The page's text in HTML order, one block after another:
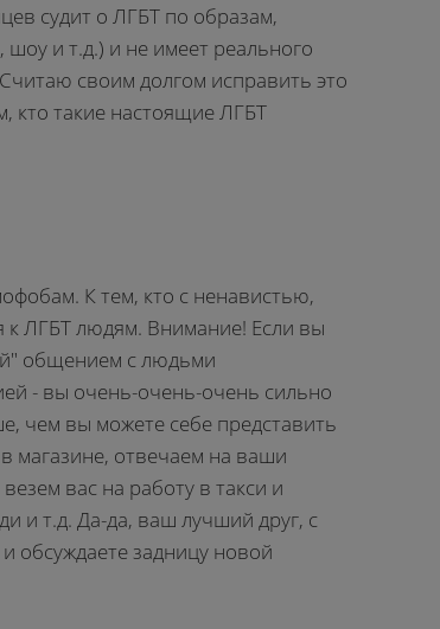
судит о ЛГБТ по образам,
и т.д.) и не имеет реального
своим долгом исправить это
кто такие настоящие ЛГБТ
К тем, кто с ненавистью,
к ЛГБТ людям. Внимание! Если вы
общением с людьми
- вы очень-очень-очень сильно
чем вы можете себе представить
магазине, отвечаем на ваши
вас на работу в такси и
и т.д. Да-да, ваш лучший друг, с
обсуждаете задницу новой